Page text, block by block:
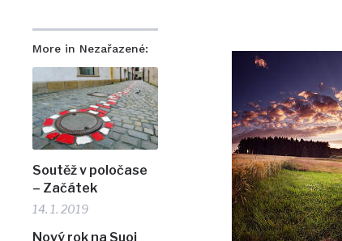
More in Nezařazené:
Soutěž v poločase
– Začátek
14. 1. 2019
Nový rok na Suoi